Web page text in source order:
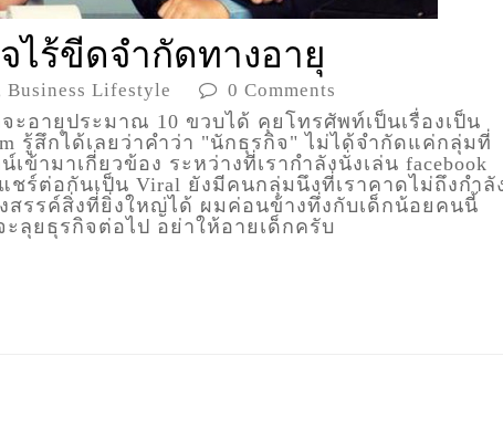
ไร้ขีดจำกัดทางอายุ
Business Lifestyle 0 Comments
อายุประมาณ 10 ขวบได้ คุยโทรศัพท์เป็นเรื่องเป็น
รู้สึกได้เลยว่าคำว่า "นักธุรกิจ" ไม่ได้จำกัดแค่กลุ่มที่
ข้ามาเกี่ยวข้อง ระหว่างที่เรากำลังนั่งเล่น facebook
ร์ต่อกันเป็น Viral ยังมีคนกลุ่มนึงที่เราคาดไม่ถึงกำลั
สรรค์สิ่งที่ยิ่งใหญ่ได้ ผมค่อนข้างทึ่งกับเด็กน้อยคนนี้
ลุยธุรกิจต่อไป อย่าให้อายเด็กครับ